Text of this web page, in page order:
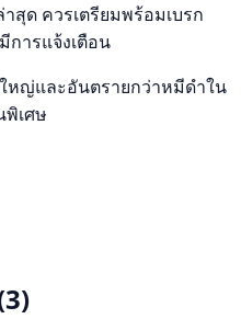
สุด ควรเตรียมพร้อมเบรก
การแจ้งเตือน
หญ่และอันตรายกว่าหมีดำใน
เศษ